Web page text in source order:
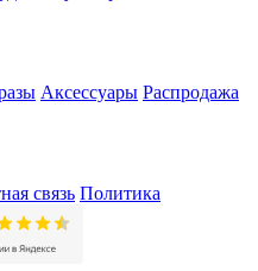
Аксессуары Распродажа
связь Политика